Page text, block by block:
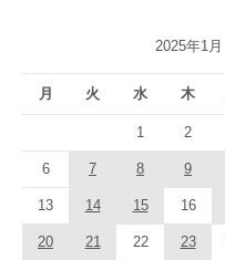
2025年1月
月 火 水 木
1 2
6 7 8 9
13 14 15 16
20 21 22 23